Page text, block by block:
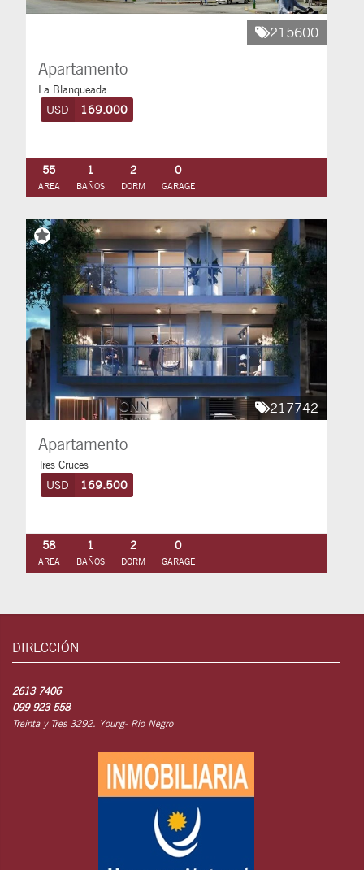
215600
Apartamento
La Blanqueada
USD 169.000
55
AREA
1
BAÑOS
2
DORM
0
GARAGE
217742
Apartamento
Tres Cruces
USD 169.500
58
AREA
1
BAÑOS
2
DORM
0
GARAGE
DIRECCIÓN
2613 7406
099 923 558
Treinta y Tres 3292. Young- Rio Negro